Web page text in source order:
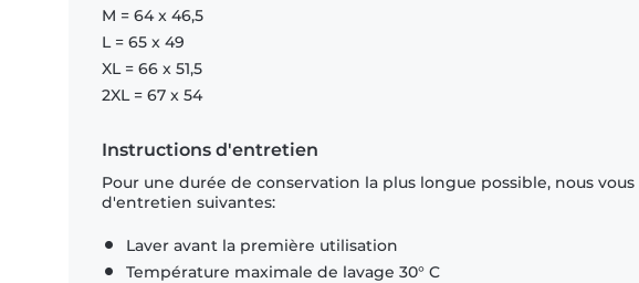
M = 64 x 46,5
L = 65 x 49
XL = 66 x 51,5
2XL = 67 x 54
Instructions d'entretien
Pour une durée de conservation la plus longue possible, nous
d'entretien suivantes:
Laver avant la première utilisation
Température maximale de lavage 30° C